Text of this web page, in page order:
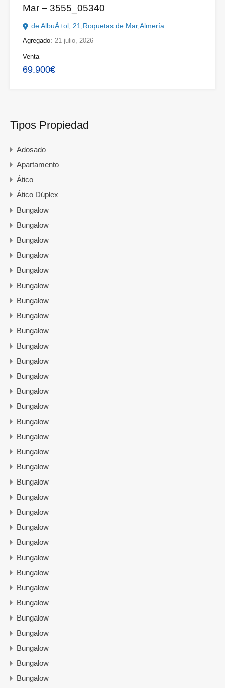
Mar – 3555_05340
de AlbuÃ±ol, 21,Roquetas de Mar,Almería
Agregado: 21 julio, 2026
Venta
69.900€
Tipos Propiedad
Adosado
Apartamento
Ático
Ático Dúplex
Bungalow
Bungalow
Bungalow
Bungalow
Bungalow
Bungalow
Bungalow
Bungalow
Bungalow
Bungalow
Bungalow
Bungalow
Bungalow
Bungalow
Bungalow
Bungalow
Bungalow
Bungalow
Bungalow
Bungalow
Bungalow
Bungalow
Bungalow
Bungalow
Bungalow
Bungalow
Bungalow
Bungalow
Bungalow
Bungalow
Bungalow
Bungalow